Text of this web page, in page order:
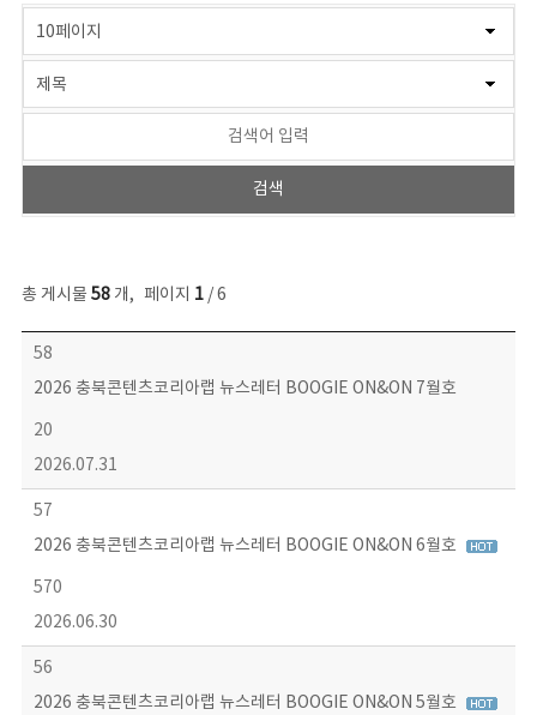
총 게시물 58개, 페이지 1/ 6
뉴스레터 목록 - 번호, 제목, 작성자, 파일, 조회수, 작성일 정보 제공
58
2026 충북콘텐츠코리아랩 뉴스레터 BOOGIE ON&ON 7월호
20
2026.07.31
57
2026 충북콘텐츠코리아랩 뉴스레터 BOOGIE ON&ON 6월호
570
2026.06.30
56
2026 충북콘텐츠코리아랩 뉴스레터 BOOGIE ON&ON 5월호